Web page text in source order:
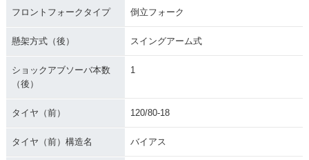
フロントフォークタイプ 倒立フォーク
懸架方式（後） スイングアーム式
ショックアブソーバ本数
（後）
1
タイヤ（前） 120/80-18
タイヤ（前）構造名 バイアス